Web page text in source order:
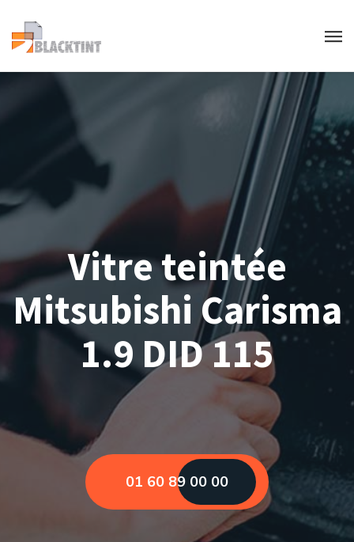
Vitre teintée
Mitsubishi Carisma
1.9 DID 115
01 60 89 00 00